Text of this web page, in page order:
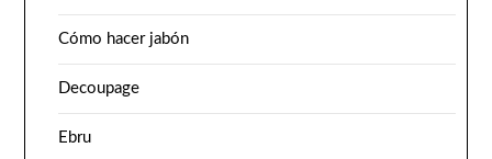
Cómo hacer jabón
Decoupage
Ebru